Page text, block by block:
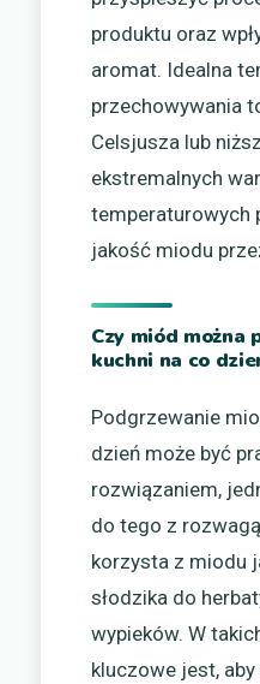
produktu oraz
aromat. Idealna
przechowywania
Celsjusza lub
ekstremalnych
temperaturowych
jakość miodu
Czy miód można
kuchni na co
Podgrzewanie
dzień może być
rozwiązaniem,
do tego z
korzysta z miodu
słodzika do
wypieków. W
kluczowe jest,